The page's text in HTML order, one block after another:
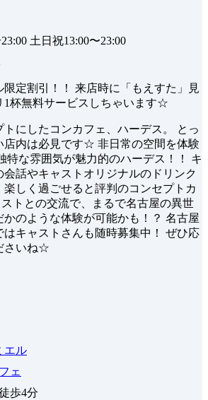
土日祝13:00〜23:00
定割引！！ 来店時に「もえすた」見
1杯無料サービスしちゃいます☆
トにしたコンカフェ、ハーデス。 とっ
店内は必見です☆ 非日常の空間を体験
特な雰囲気が魅力的のハーデス！！ キ
会話やキャストオリジナルのドリンク
楽しく過ごせると評判のコンセプトカ
トとの交流で、まるで名古屋の異世
かのような体験が可能かも！？ 名古屋
はキャストさんも随時募集中！ ぜひ応
さいね☆
エル
ェ
歩4分